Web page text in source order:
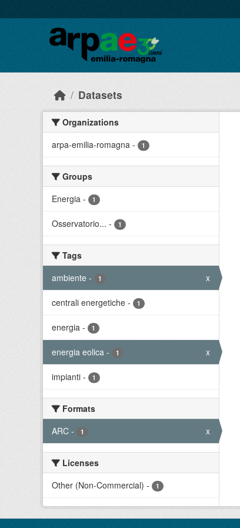
Datasets
Organizations
arpa-emilia-romagna - 1
Groups
Energia - 1
Osservatorio... - 1
Tags
ambiente - 1 x
centrali energetiche - 1
energia - 1
energia eolica - 1 x
impianti - 1
Formats
ARC - 1 x
Licenses
Other (Non-Commercial) - 1